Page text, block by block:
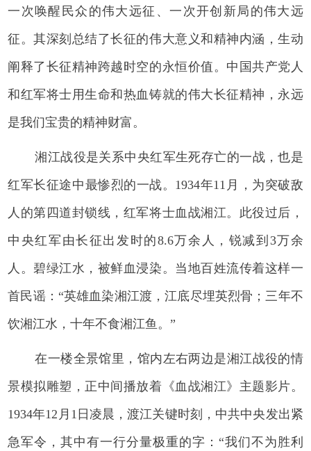
一次唤醒民众的伟大远征、一次开创新局的伟大远
征。其深刻总结了长征的伟大意义和精神内涵，生动
阐释了长征精神跨越时空的永恒价值。中国共产党人
和红军将士用生命和热血铸就的伟大长征精神，永远
是我们宝贵的精神财富。
湘江战役是关系中央红军生死存亡的一战，也是
红军长征途中最惨烈的一战。1934年11月，为突破敌
人的第四道封锁线，红军将士血战湘江。此役过后，
中央红军由长征出发时的8.6万余人，锐减到3万余
人。碧绿江水，被鲜血浸染。当地百姓流传着这样一
首民谣：“英雄血染湘江渡，江底尽埋英烈骨；三年不
饮湘江水，十年不食湘江鱼。”
在一楼全景馆里，馆内左右两边是湘江战役的情
景模拟雕塑，正中间播放着《血战湘江》主题影片。
1934年12月1日凌晨，渡江关键时刻，中共中央发出紧
急军令，其中有一行分量极重的字：“我们不为胜利